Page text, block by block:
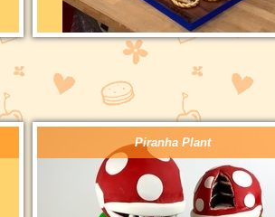
Piranha Plant